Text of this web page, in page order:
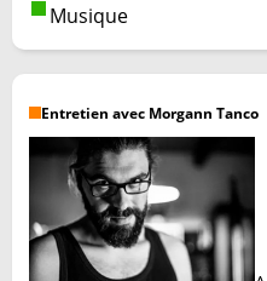
Musique
Entretien avec Morgann Tanco